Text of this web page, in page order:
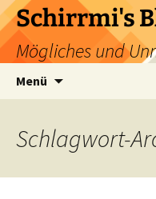
Zum
Inhalt
springen
Schirrmi's
Mögliches und
Menü
Schlagwort-